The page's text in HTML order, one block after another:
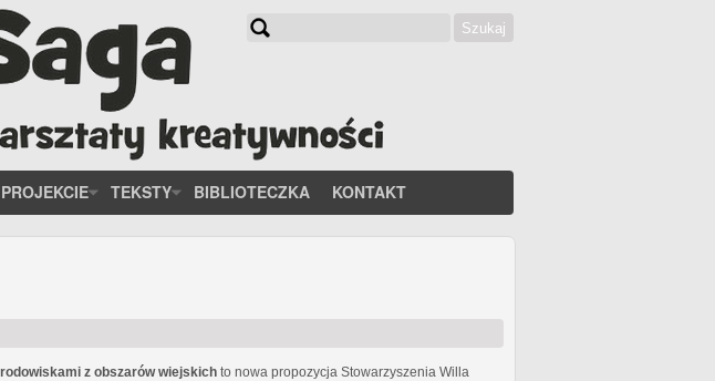
Szukaj
TEKSTY BIBLIOTECZKA KONTAKT
z obszarów wiejskich to nowa propozycja Stowarzyszenia Willa